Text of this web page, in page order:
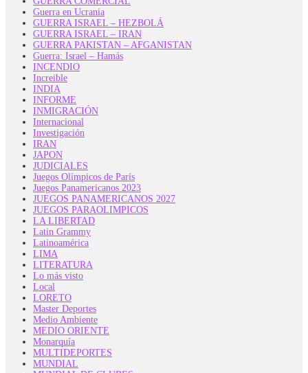
Guerra en Ucrania
GUERRA ISRAEL – HEZBOLÁ
GUERRA ISRAEL – IRAN
GUERRA PAKISTAN – AFGANISTAN
Guerra: Israel – Hamás
INCENDIO
Increible
INDIA
INFORME
INMIGRACIÓN
Internacional
Investigación
IRAN
JAPON
JUDICIALES
Juegos Olímpicos de París
Juegos Panamericanos 2023
JUEGOS PANAMERICANOS 2027
JUEGOS PARAOLIMPICOS
LA LIBERTAD
Latin Grammy
Latinoamérica
LIMA
LITERATURA
Lo más visto
Local
LORETO
Master Deportes
Medio Ambiente
MEDIO ORIENTE
Monarquía
MULTIDEPORTES
MUNDIAL